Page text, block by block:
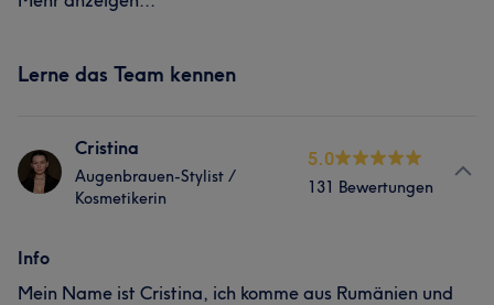
Lerne das Team kennen
Cristina
Augenbrauen-Stylist /
Kosmetikerin
5.0
131 Bewertungen
Info
Mein Name ist Cristina, ich komme aus Rumänien und